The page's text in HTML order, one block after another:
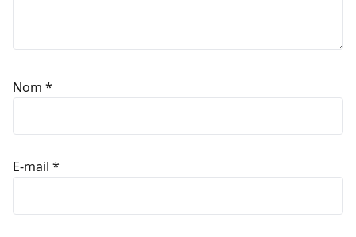
Nom *
E-mail *